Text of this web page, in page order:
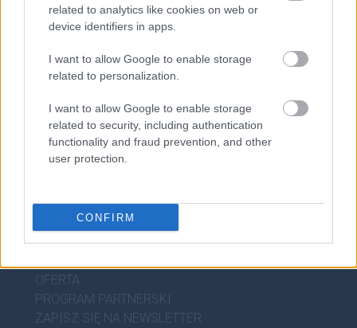
related to analytics like cookies on web or
device identifiers in apps.
I want to allow Google to enable storage
related to personalization.
I want to allow Google to enable storage
related to security, including authentication
functionality and fraud prevention, and other
user protection.
CONFIRM
DOBRY SŁOWNIK
OFERTA
PROGRAM PARTNERSKI
ZAPISZ SIĘ NA NEWSLETTER